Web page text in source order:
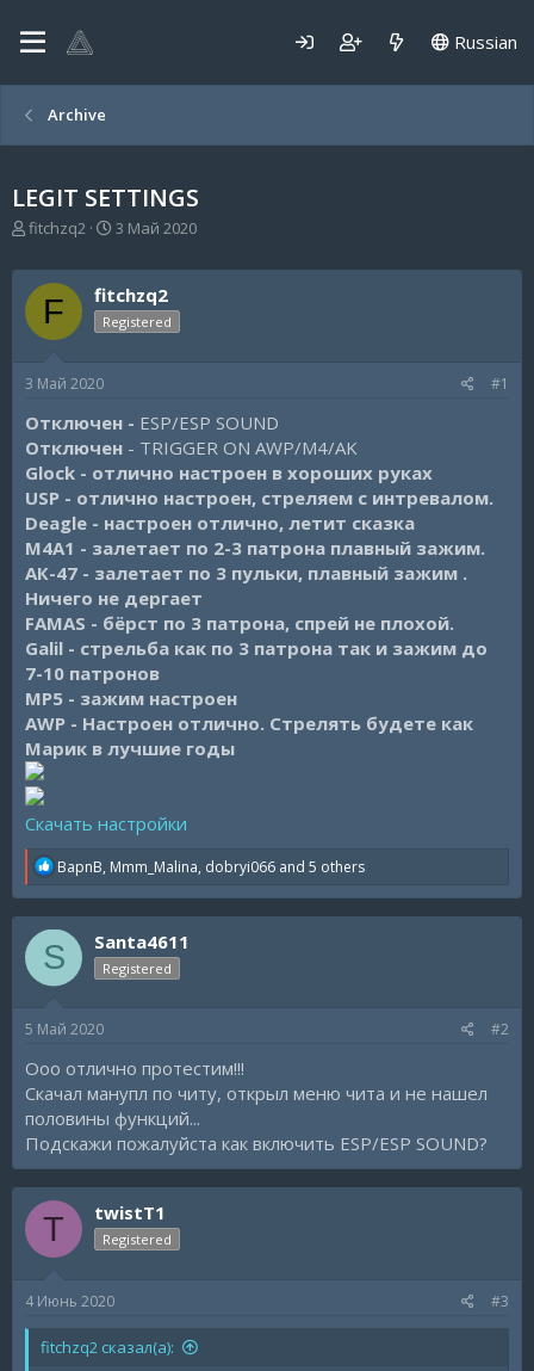
Russian
Archive
LEGIT SETTINGS
А
т
о
т
м
fitchzq2
Д
т
а
н
а
а
3 Май 2020
F fitchzq2
Registered
3 Май 2020 #1
Отключен - ESP/ESP SOUND
Отключен - TRIGGER ON AWP/M4/AK
Glock - отлично настроен в хороших руках
USP - отлично настроен, стреляем с интревалом.
Deagle - настроен отлично, летит сказка
М4А1 - залетает по 2-3 патрона плавный зажим.
АК-47 - залетает по 3 пульки, плавный зажим .
Ничего не дергает
FAMAS - бёрст по 3 патрона, спрей не плохой.
Galil - стрельба как по 3 патрона так и зажим до
7-10 патронов
МР5 - зажим настроен
AWP - Настроен отлично. Стрелять будете как
Марик в лучшие годы
Скачать настройки
R
a
c
t
i
o
:
BapnB, Mmm_Malina, dobryi066 and 5 others
S Santa4611
Registered
5 Май 2020 #2
Ооо отлично протестим!!!
Скачал манупл по читу, открыл меню чита и не нашел
половины функций...
Подскажи пожалуйста как включить ESP/ESP SOUND?
T twistT1
Registered
4 Июнь 2020 #3
fitchzq2 сказал(а):